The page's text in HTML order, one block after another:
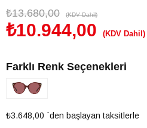
₺13.680,00 (KDV Dahil)
₺10.944,00 (KDV Dahil)
Farklı Renk Seçenekleri
₺3.648,00 `den başlayan taksitlerle